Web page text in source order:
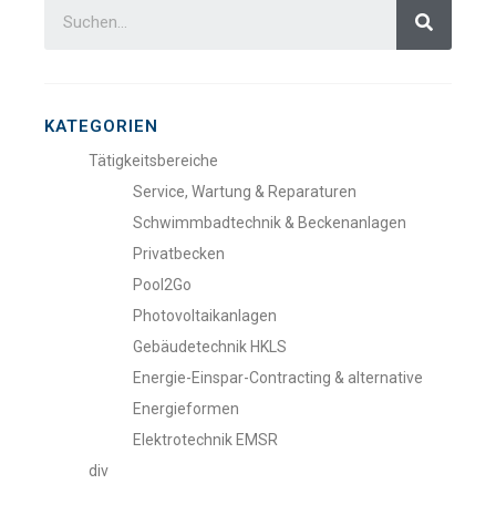
KATEGORIEN
Tätigkeitsbereiche
Service, Wartung & Reparaturen
Schwimmbadtechnik & Beckenanlagen
Privatbecken
Pool2Go
Photovoltaikanlagen
Gebäudetechnik HKLS
Energie-Einspar-Contracting & alternative
Energieformen
Elektrotechnik EMSR
div